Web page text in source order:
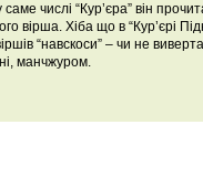
числі “Кур’єра” він
вірша. Хіба що в “Кур’єрі
“навскоси” – чи не
манчжуром.